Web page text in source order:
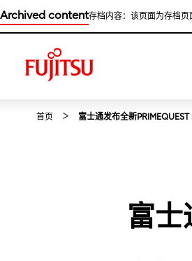
Archived content存档内容：该页面为存档页
首页 富士通发布全新
富士